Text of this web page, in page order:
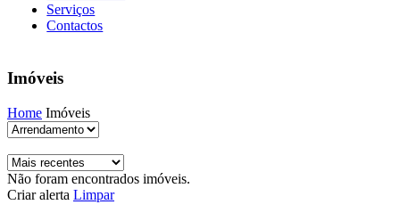
Serviços
Contactos
Imóveis
Home Imóveis
Não foram encontrados imóveis.
Criar alerta Limpar